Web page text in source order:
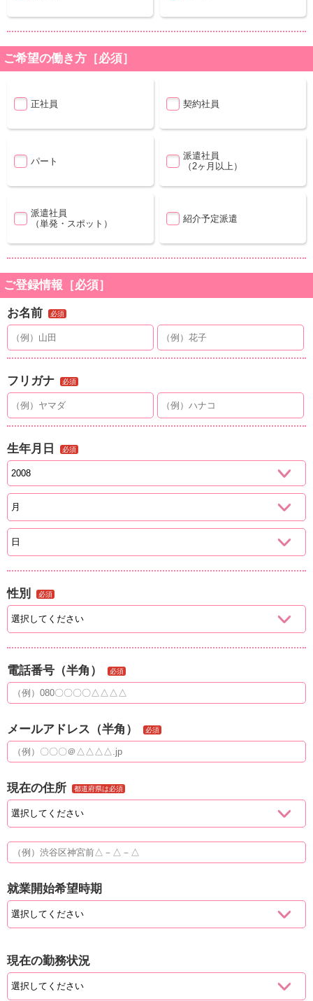
ご希望の働き方［必須］
正社員 契約社員
パート
派遣社員
（2ヶ月以上）
派遣社員
（単発・スポット）
紹介予定派遣
ご登録情報［必須］
お名前 必須
フリガナ 必須
生年月日 必須
性別 必須
電話番号（半角） 必須
メールアドレス（半角） 必須
現在の住所 都道府県は必須
就業開始希望時期
現在の勤務状況